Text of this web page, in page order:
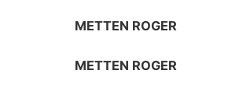
METTEN ROGER
METTEN ROGER